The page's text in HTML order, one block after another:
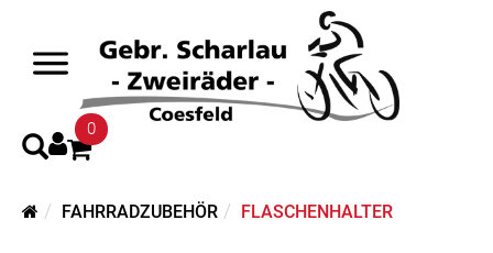
0
FAHRRADZUBEHÖR FLASCHENHALTER